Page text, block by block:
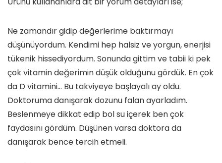
Ne zamandır gidip değerlerime baktırmayı
düşünüyordum. Kendimi hep halsiz ve yorgun, enerjisi
tükenik hissediyordum. Sonunda gittim ve tabii ki pek
çok vitamin değerimin düşük olduğunu gördük. En çok
da D vitamini… Bu takviyeye başlayalı ay oldu.
Doktoruma danışarak dozunu falan ayarladım.
Beslenmeye dikkat edip bol su içerek ben çok
faydasını gördüm. Düşünen varsa doktora da
danışarak bence tercih etmeli.